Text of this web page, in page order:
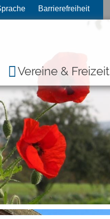
Barrierefreiheit
Vereine & Freizeit